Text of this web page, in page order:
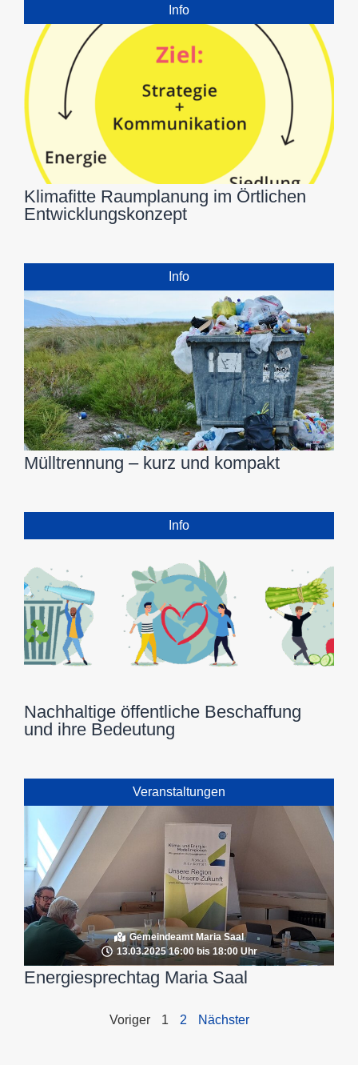
Info
Klimafitte Raumplanung im Örtlichen
Entwicklungskonzept
Info
Mülltrennung – kurz und kompakt
Info
Nachhaltige öffentliche Beschaffung
und ihre Bedeutung
Veranstaltungen
Gemeindeamt Maria Saal
13.03.2025 16:00 bis 18:00 Uhr
Energiesprechtag Maria Saal
Voriger 1 2 Nächster